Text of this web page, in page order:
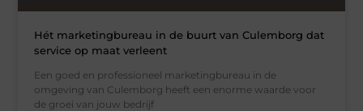
Hét marketingbureau in de buurt van Culemborg dat
service op maat verleent
Een goed en professioneel marketingbureau in de
omgeving van Culemborg heeft een enorme waarde voor
de groei van jouw bedrijf